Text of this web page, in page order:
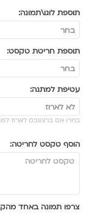
תוספת לוגו\תמונה:
תוספת חריטת טקסט:
עטיפת למתנה:
בחרו אם ברצונכם לארוז
הוסף טקסט לחריטה:
צרפו תמונה באחד